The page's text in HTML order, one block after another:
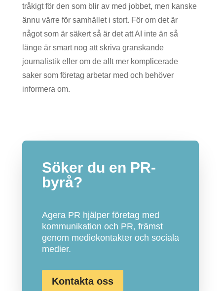
tråkigt för den som blir av med jobbet, men kanske
ännu värre för samhället i stort. För om det är
något som är säkert så är det att AI inte än så
länge är smart nog att skriva granskande
journalistik eller om de allt mer komplicerade
saker som företag arbetar med och behöver
informera om.
Söker du en PR-
byrå?
Agera PR hjälper företag med
kommunikation och PR, främst
genom mediekontakter och sociala
medier.
Kontakta oss